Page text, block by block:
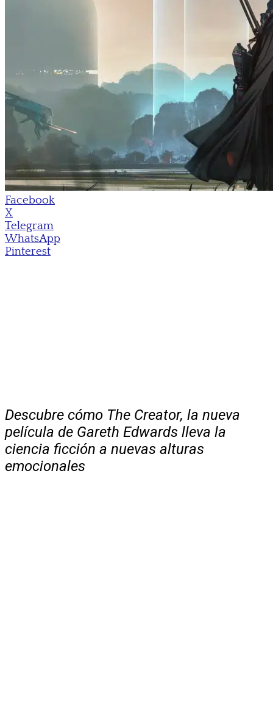
Facebook
X
Telegram
WhatsApp
Pinterest
Descubre cómo The Creator, la nueva
película de Gareth Edwards lleva la
ciencia ficción a nuevas alturas
emocionales